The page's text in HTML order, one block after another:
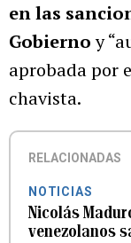
en las
Gobiernoy
aprobada por
chavista.
RELACIONADAS
NOTICIAS
Nicolás
venezolanos